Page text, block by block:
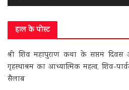
हाल के पोस्ट
श्री शिव महापुराण कथा के सप्तम
गृहस्थाश्रम का आध्यात्मिक महत्व, शिव-
सैलाब